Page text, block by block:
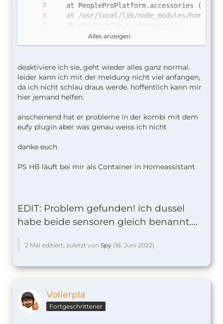
[6/17/2022, 9:59:14 PM] [Edward] Updating
Alles anzeigen
deaktiviere ich sie, geht wieder alles ganz normal.
leider kann ich mit der meldung nicht viel anfangen,
da ich nicht schlau draus werde. hoffentlich kann mir
hier jemand helfen.
anscheinend hat er probleme in der kombi mit dem
eufy plugin aber was genau weiss ich nicht
danke euch
PS HB läuft bei mir als Container in Homeassistant
EDIT: Problem gefunden! ich dussel
habe beide sensoren gleich benannt....
2 Mal editiert, zuletzt von Spy (18. Juni 2022)
Vollerpla
Fortgeschrittener